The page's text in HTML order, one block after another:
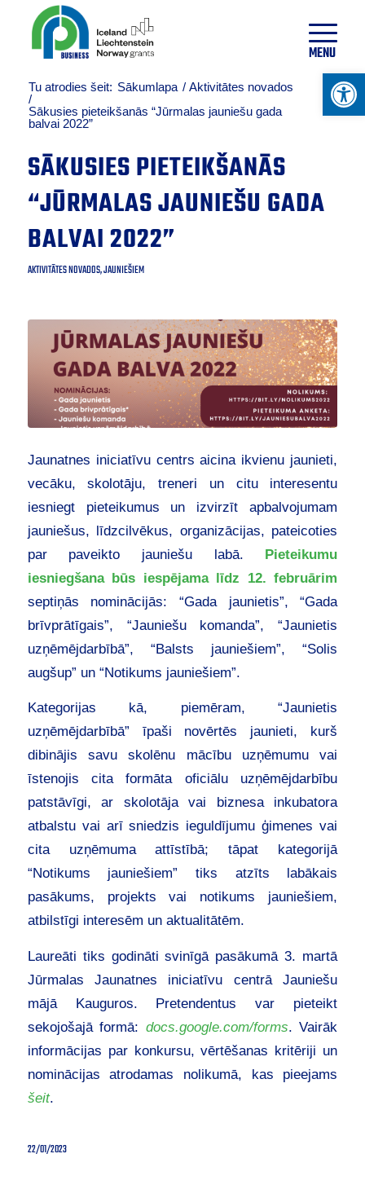
MENU
Tu atrodies šeit: Sākumlapa / Aktivitātes novados
/
Sākusies pieteikšanās “Jūrmalas jauniešu gada
balvai 2022”
SĀKUSIES PIETEIKŠANĀS
“JŪRMALAS JAUNIEŠU GADA
BALVAI 2022”
AKTIVITĀTES NOVADOS,JAUNIEŠIEM
Jaunatnes iniciatīvu centrs aicina ikvienu jaunieti,
vecāku, skolotāju, treneri un citu interesentu
iesniegt pieteikumus un izvirzīt apbalvojumam
jauniešus, līdzcilvēkus, organizācijas, pateicoties
par paveikto jauniešu labā. Pieteikumu
iesniegšana būs iespējama līdz 12. februārim
septiņās nominācijās: “Gada jaunietis”, “Gada
brīvprātīgais”, “Jauniešu komanda”, “Jaunietis
uzņēmējdarbībā”, “Balsts jauniešiem”, “Solis
augšup” un “Notikums jauniešiem”.
Kategorijas kā, piemēram, “Jaunietis
uzņēmējdarbībā” īpaši novērtēs jaunieti, kurš
dibinājis savu skolēnu mācību uzņēmumu vai
īstenojis cita formāta oficiālu uzņēmējdarbību
patstāvīgi, ar skolotāja vai biznesa inkubatora
atbalstu vai arī sniedzis ieguldījumu ģimenes vai
cita uzņēmuma attīstībā; tāpat kategorijā
“Notikums jauniešiem” tiks atzīts labākais
pasākums, projekts vai notikums jauniešiem,
atbilstīgi interesēm un aktualitātēm.
Laureāti tiks godināti svinīgā pasākumā 3. martā
Jūrmalas Jaunatnes iniciatīvu centrā Jauniešu
mājā Kauguros. Pretendentus var pieteikt
sekojošajā formā: docs.google.com/forms. Vairāk
informācijas par konkursu, vērtēšanas kritēriji un
nominācijas atrodamas nolikumā, kas pieejams
šeit.
22/01/2023